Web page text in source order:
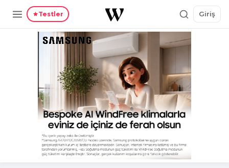
Testler Giriş